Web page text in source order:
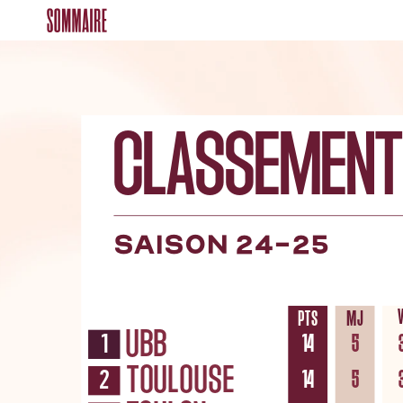
CLASSEMENT
UBB
TOULOUSE
5
14
1
2
5
14
MJ
PTS V
saison 24-25